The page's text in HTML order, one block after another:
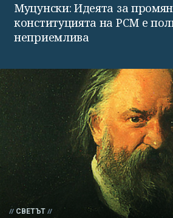
Муцунски: Идеята за
конституцията на РСМ е
неприемлива
СВЕТЪТ